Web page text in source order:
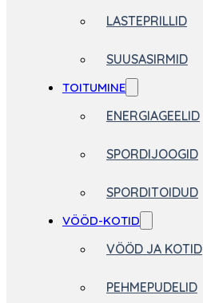
LASTEPRILLID
SUUSASIRMID
TOITUMINE
ENERGIAGEELID
SPORDIJOOGID
SPORDITOIDUD
VÖÖD-KOTID
VÖÖD JA KOTID
PEHMEPUDELID